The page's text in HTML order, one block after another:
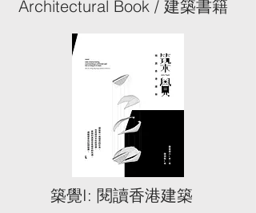
Architectural Book / 建築書籍
築覺I: 閱讀香港建築